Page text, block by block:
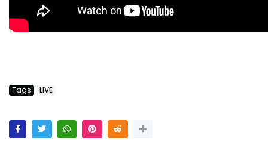
Tags LIVE